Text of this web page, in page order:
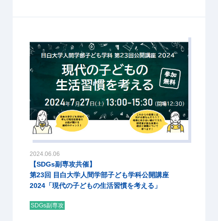
2024.06.06
【SDGs副専攻共催】
第23回 目白大学人間学部子ども学科公開講座
2024「現代の子どもの生活習慣を考える」
SDGs副専攻